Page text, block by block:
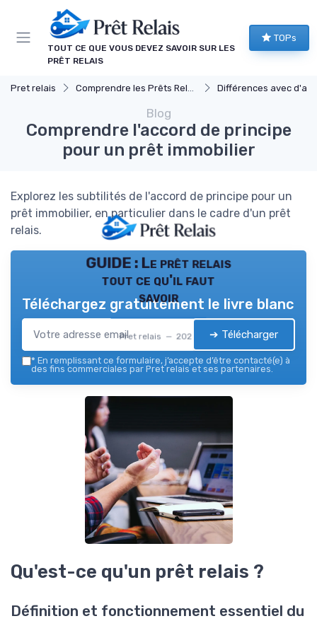
TOUT CE QUE VOUS DEVEZ SAVOIR SUR LES
PRÊT RELAIS
TOPs
Pret relais Comprendre les Prêts Relais Différences avec d'autres prêts
Blog
Comprendre l'accord de principe
pour un prêt immobilier
Explorez les subtilités de l'accord de principe pour un
prêt immobilier, en particulier dans le cadre d'un prêt
relais.
GUIDE : Le prêt relais
tout ce qu'il faut
savoir
Pret relais — 2026
Téléchargez gratuitement le livre blanc
➔ Télécharger
* En remplissant ce formulaire, j’accepte d’être contacté(e) à
des fins commerciales par Pret relais et ses partenaires.
Qu'est-ce qu'un prêt relais ?
Définition et fonctionnement essentiel du
Panneau de gestion des cookies